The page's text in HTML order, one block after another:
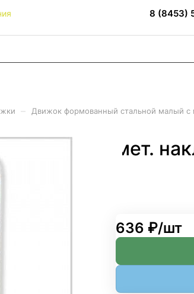
8 (8453)
Движок формованный стальной малый с
малый с мет.
636 ₽/шт